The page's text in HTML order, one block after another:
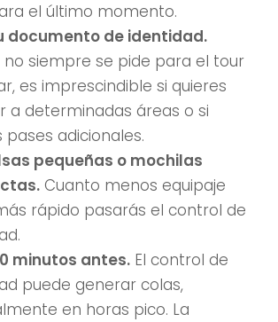
el último momento.
documento de identidad.
no siempre se pide para el tour
es imprescindible si quieres
a determinadas áreas o si
pases adicionales.
pequeñas o mochilas
Cuanto menos equipaje
rápido pasarás el control de
minutos antes. El control de
puede generar colas,
en horas pico. La